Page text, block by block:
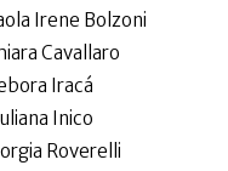
Irene Bolzoni
Cavallaro
Iracá
Inico
Roverelli